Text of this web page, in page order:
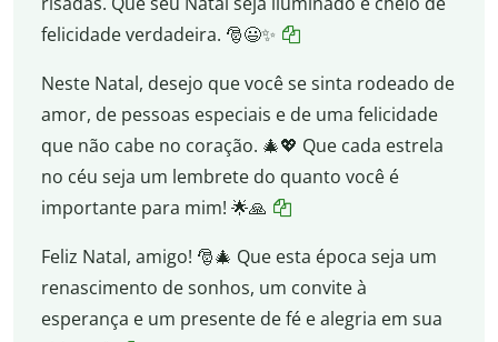
felicidade verdadeira. 🎅😃✨
Neste Natal, desejo que você se sinta rodeado de
amor, de pessoas especiais e de uma felicidade
que não cabe no coração. 🎄💖 Que cada estrela
no céu seja um lembrete do quanto você é
importante para mim! 🌟🙏
Feliz Natal, amigo! 🎅🎄 Que esta época seja um
renascimento de sonhos, um convite à
esperança e um presente de fé e alegria em sua